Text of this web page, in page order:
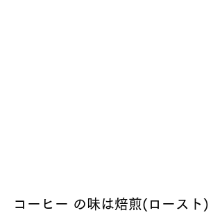
コーヒー の味は焙煎(ロースト)